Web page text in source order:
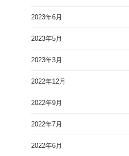
2023年6月
2023年5月
2023年3月
2022年12月
2022年9月
2022年7月
2022年6月